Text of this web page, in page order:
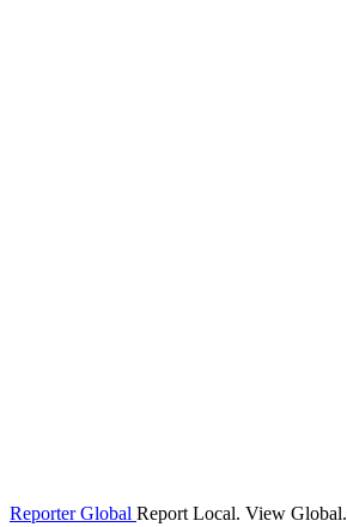
Reporter Global Report Local. View Global.